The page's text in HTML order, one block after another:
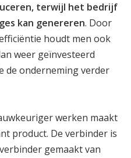
terwijl het bedrijf
kan genereren. Door
houdt men ook
weer geïnvesteerd
de onderneming verder
werken maakt
product. De verbinder is
gemaakt van